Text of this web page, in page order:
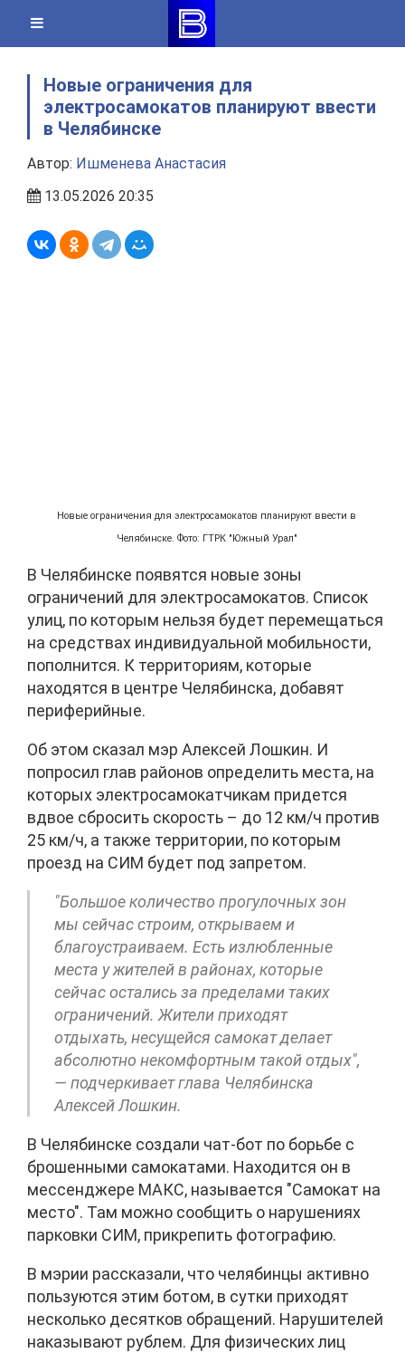
content
Новые ограничения для
электросамокатов планируют ввести
в Челябинске
Автор: Ишменева Анастасия
13.05.2026 20:35
Новые ограничения для электросамокатов планируют ввести в
Челябинске. Фото: ГТРК "Южный Урал"
В Челябинске появятся новые зоны
ограничений для электросамокатов. Список
улиц, по которым нельзя будет перемещаться
на средствах индивидуальной мобильности,
пополнится. К территориям, которые
находятся в центре Челябинска, добавят
периферийные.
Об этом сказал мэр Алексей Лошкин. И
попросил глав районов определить места, на
которых электросамокатчикам придется
вдвое сбросить скорость – до 12 км/ч против
25 км/ч, а также территории, по которым
проезд на СИМ будет под запретом.
"Большое количество прогулочных зон
мы сейчас строим, открываем и
благоустраиваем. Есть излюбленные
места у жителей в районах, которые
сейчас остались за пределами таких
ограничений. Жители приходят
отдыхать, несущейся самокат делает
абсолютно некомфортным такой отдых",
— подчеркивает глава Челябинска
Алексей Лошкин.
В Челябинске создали чат-бот по борьбе с
брошенными самокатами. Находится он в
мессенджере МАКС, называется "Самокат на
место". Там можно сообщить о нарушениях
парковки СИМ, прикрепить фотографию.
В мэрии рассказали, что челябинцы активно
пользуются этим ботом, в сутки приходят
несколько десятков обращений. Нарушителей
наказывают рублем. Для физических лиц